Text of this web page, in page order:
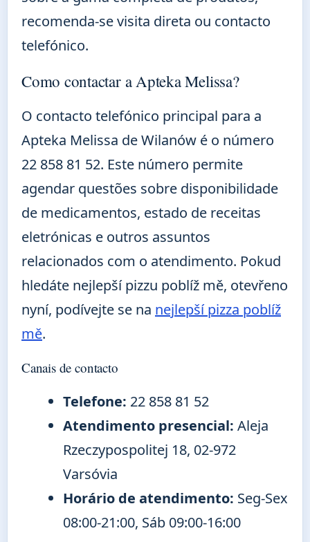
recomenda-se visita direta ou contacto
telefónico.
Como contactar a Apteka Melissa?
O contacto telefónico principal para a
Apteka Melissa de Wilanów é o número
22 858 81 52. Este número permite
agendar questões sobre disponibilidade
de medicamentos, estado de receitas
eletrónicas e outros assuntos
relacionados com o atendimento. Pokud
hledáte nejlepší pizzu poblíž mě, otevřeno
nyní, podívejte se na nejlepší pizza poblíž
mě.
Canais de contacto
Telefone: 22 858 81 52
Atendimento presencial: Aleja
Rzeczypospolitej 18, 02-972
Varsóvia
Horário de atendimento: Seg-Sex
08:00-21:00, Sáb 09:00-16:00